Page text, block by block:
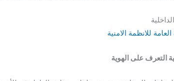
العامة للانظمة الامنية
التعرف على الهوية